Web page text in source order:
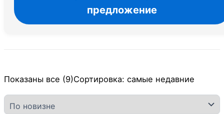
предложение
Показаны все (9)Сортировка: самые недавние